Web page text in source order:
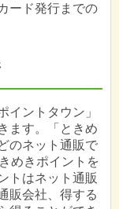
ード発行までの
イントタウン」
ます。「ときめ
のネット通販で
めきポイントを
トはネット通販
販会社、得する